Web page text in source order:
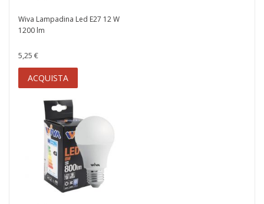
Wiva Lampadina Led E27 12 W
1200 lm
5,25 €
ACQUISTA